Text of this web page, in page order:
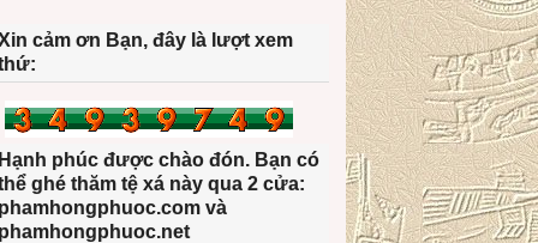
cảm ơn Bạn, đây là lượt xem
phúc được chào đón. Bạn có
ghé thăm tệ xá này qua 2 cửa:
và